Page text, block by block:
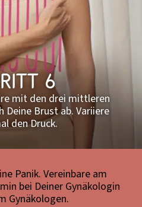
6
mit den drei mittleren
Deine Brust ab. Variiere
den Druck.​
Panik. Vereinbare am
bei Deiner Gynäkologin
Gynäkologen.